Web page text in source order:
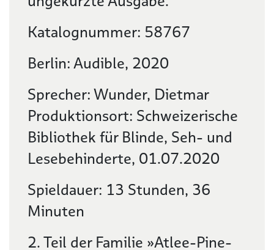
Katalognummer: 58767
Berlin: Audible, 2020
Sprecher: Wunder, Dietmar
Produktionsort: Schweizerische
Bibliothek für Blinde, Seh- und
Lesebehinderte, 01.07.2020
Spieldauer: 13 Stunden, 36
Minuten
2. Teil der Familie »Atlee-Pine-